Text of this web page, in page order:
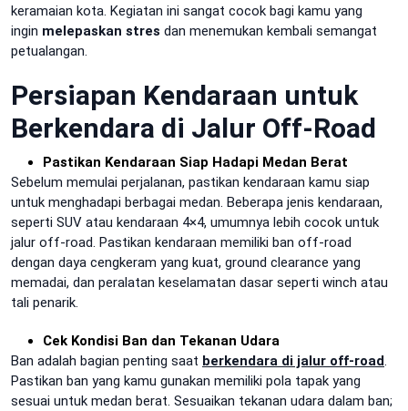
keramaian kota. Kegiatan ini sangat cocok bagi kamu yang
ingin melepaskan stres dan menemukan kembali semangat
petualangan.
Persiapan Kendaraan untuk
Berkendara di Jalur Off-Road
Pastikan Kendaraan Siap Hadapi Medan Berat
Sebelum memulai perjalanan, pastikan kendaraan kamu siap
untuk menghadapi berbagai medan. Beberapa jenis kendaraan,
seperti SUV atau kendaraan 4×4, umumnya lebih cocok untuk
jalur off-road. Pastikan kendaraan memiliki ban off-road
dengan daya cengkeram yang kuat, ground clearance yang
memadai, dan peralatan keselamatan dasar seperti winch atau
tali penarik.
Cek Kondisi Ban dan Tekanan Udara
Ban adalah bagian penting saat berkendara di jalur off-road.
Pastikan ban yang kamu gunakan memiliki pola tapak yang
sesuai untuk medan berat. Sesuaikan tekanan udara dalam ban;